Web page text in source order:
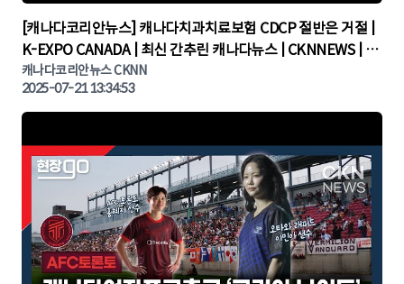
▶
[캐나다코리안뉴스] 캐나다치과치료보험 CDCP 절반은 거절 |
K-EXPO CANADA | 최신 간추린 캐나다뉴스 | CKNNEWS | 캐
나다뉴스 | 토론토뉴스
캐나다코리안뉴스 CKNN
2025-07-21 13:34:53